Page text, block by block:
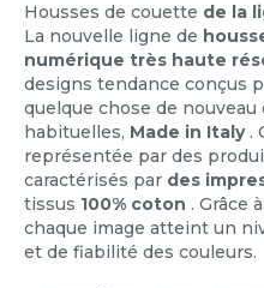
Housses de couette de la
La nouvelle ligne de
numérique très haute
designs tendance conçus
quelque chose de
habituelles, Made in Italy.
représentée par des
caractérisés par des
tissus 100% coton . Grâce
chaque image atteint un
et de fiabilité des couleurs.